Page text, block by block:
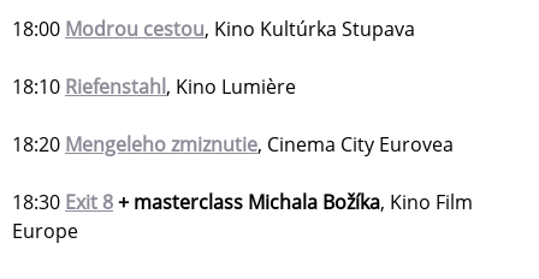
18:00 Modrou cestou, Kino Kultúrka Stupava
18:10 Riefenstahl, Kino Lumière
18:20 Mengeleho zmiznutie, Cinema City Eurovea
18:30 Exit 8+ masterclass Michala Božíka, Kino Film
Europe